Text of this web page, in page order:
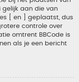
gelijk aan die van
[ en ] geplaatst, dus
controle over
omtrent BBCode is
als je een bericht